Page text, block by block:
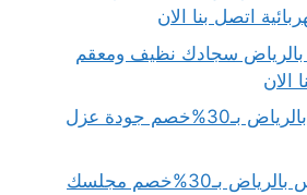
اتصل بنا الان
سجادك نظيف ومعقم
شركة عزل خزانات بالرياض بـ30%خصم جودة عزل
شركة تنظيف مجالس بالرياض بـ30%خصم مجلسك